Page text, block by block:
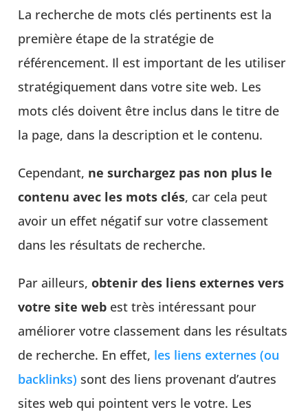
La recherche de mots clés pertinents est la
première étape de la stratégie de
référencement. Il est important de les utiliser
stratégiquement dans votre site web. Les
mots clés doivent être inclus dans le titre de
la page, dans la description et le contenu.
Cependant, ne surchargez pas non plus le
contenu avec les mots clés, car cela peut
avoir un effet négatif sur votre classement
dans les résultats de recherche.
Par ailleurs,obtenir des liens externes vers
votre site web est très intéressant pour
améliorer votre classement dans les résultats
de recherche. En effet, les liens externes (ou
backlinks) sont des liens provenant d’autres
sites web qui pointent vers le votre. Les